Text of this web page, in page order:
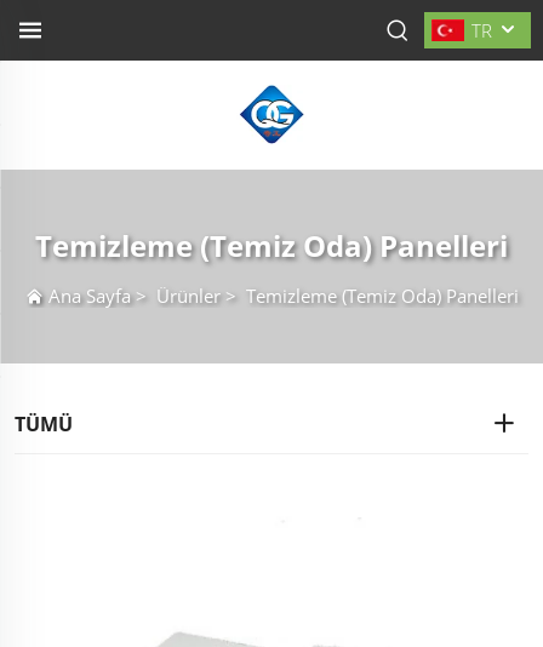
TR
Temizleme (Temiz Oda) Panelleri
Ana Sayfa> Ürünler> Temizleme (Temiz Oda) Panelleri
TÜMÜ